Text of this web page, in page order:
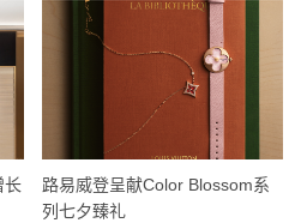
长
路易威登呈献Color Blossom系
列七夕臻礼